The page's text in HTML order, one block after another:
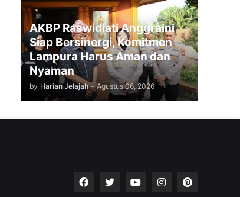
AKBP Raswidiati Anggraini
Siap Bersinergi, Komitmen
Lampura Harus Aman dan
Nyaman
by Harian Jelajah - Agustus 06, 2026